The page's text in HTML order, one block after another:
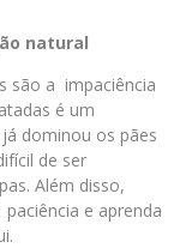
natural
são a impaciência
é um
dominou os pães
de ser
Além disso,
e aprenda